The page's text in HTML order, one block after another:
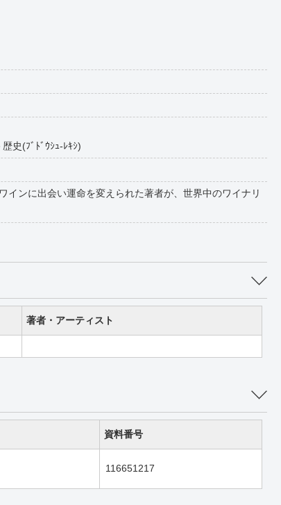
史(ﾌﾞﾄﾞｳｼｭ-ﾚｷｼ)
ンに出会い運命を変えられた著者が、世界中のワイナリ
著者・アーティスト
資料番号
116651217